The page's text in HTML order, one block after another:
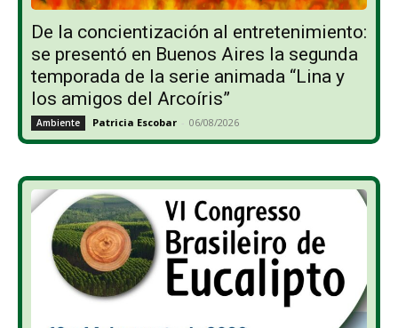
De la concientización al entretenimiento:
se presentó en Buenos Aires la segunda
temporada de la serie animada “Lina y
los amigos del Arcoíris”
Ambiente Patricia Escobar - 06/08/2026